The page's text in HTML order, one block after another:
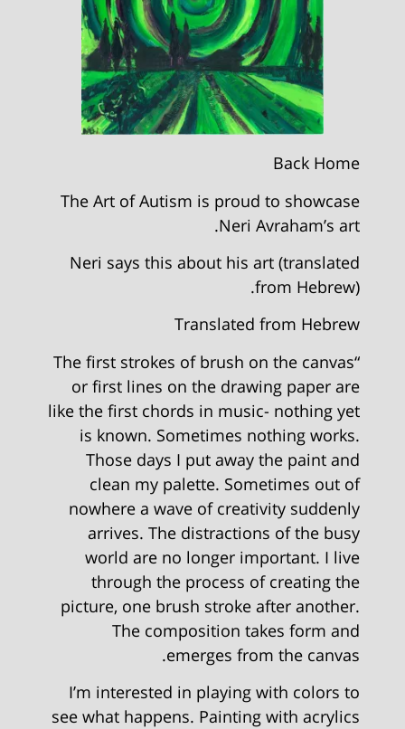
Back Home
The Art of Autism is proud to showcase
Neri Avraham’s art.
Neri says this about his art (translated
from Hebrew).
Translated from Hebrew
“The first strokes of brush on the canvas
or first lines on the drawing paper are
like the first chords in music- nothing yet
is known. Sometimes nothing works.
Those days I put away the paint and
clean my palette. Sometimes out of
nowhere a wave of creativity suddenly
arrives. The distractions of the busy
world are no longer important. I live
through the process of creating the
picture, one brush stroke after another.
The composition takes form and
emerges from the canvas.
I’m interested in playing with colors to
see what happens. Painting with acrylics